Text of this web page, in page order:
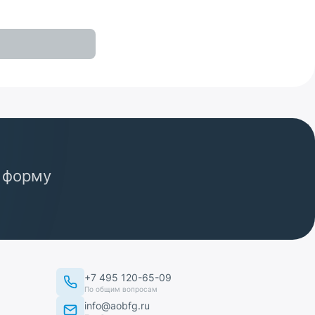
форму
+7 495 120-65-09
По общим вопросам
info@aobfg.ru